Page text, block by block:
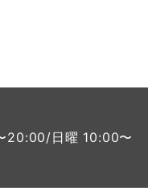
20:00/日曜 10:00〜